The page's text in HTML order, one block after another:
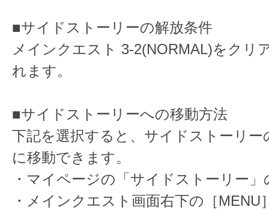
■サイドストーリーの解放条件
メインクエスト 3-2(NORMAL)をクリ
れます。
■サイドストーリーへの移動方法
下記を選択すると、サイドストーリ
に移動できます。
・マイページの「サイドストーリー
・メインクエスト画面右下の［MENU